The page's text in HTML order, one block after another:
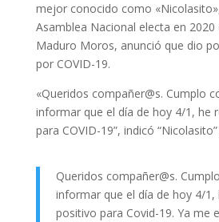
mejor conocido como
Asamblea Nacional electa en
Maduro Moros, anunció que dio
por COVID-19.
«Queridos compañer@s. Cumplo
informar que el día de hoy 4/1, he
para COVID-19”, indicó
Queridos compañer@s.
informar que el día de hoy 4/1,
positivo para Covid-19. Ya me